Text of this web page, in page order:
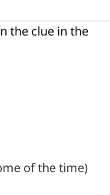
the clue in the
of the time)